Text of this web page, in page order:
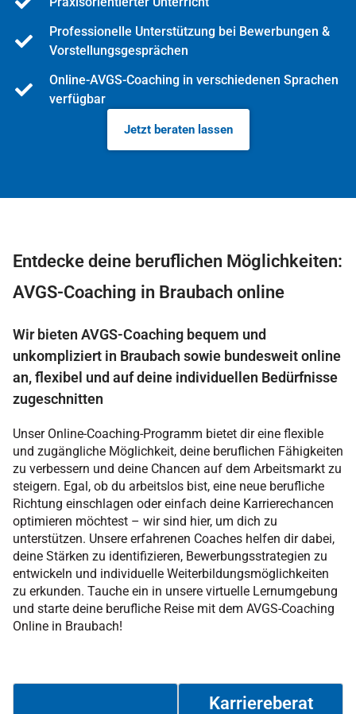
Professionelle Unterstützung bei Bewerbungen &
Vorstellungsgesprächen
Online-AVGS-Coaching in verschiedenen Sprachen
verfügbar
Jetzt beraten lassen
Entdecke deine beruflichen Möglichkeiten:
AVGS-Coaching in Braubach online
Wir bieten AVGS-Coaching bequem und
unkompliziert in Braubach sowie bundesweit online
an, flexibel und auf deine individuellen Bedürfnisse
zugeschnitten
Unser Online-Coaching-Programm bietet dir eine flexible
und zugängliche Möglichkeit, deine beruflichen Fähigkeiten
zu verbessern und deine Chancen auf dem Arbeitsmarkt zu
steigern. Egal, ob du arbeitslos bist, eine neue berufliche
Richtung einschlagen oder einfach deine Karrierechancen
optimieren möchtest – wir sind hier, um dich zu
unterstützen. Unsere erfahrenen Coaches helfen dir dabei,
deine Stärken zu identifizieren, Bewerbungsstrategien zu
entwickeln und individuelle Weiterbildungsmöglichkeiten
zu erkunden. Tauche ein in unsere virtuelle Lernumgebung
und starte deine berufliche Reise mit dem AVGS-Coaching
Online in Braubach!
Karriereberat